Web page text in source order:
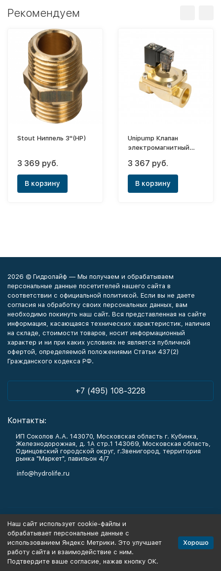
Рекомендуем
Stout Ниппель 3"(НР)
3 369 руб.
В корзину
Unipump Клапан
электромагнитный
3 367 руб.
В корзину
2026 © Гидролайф — Мы получаем и обрабатываем
персональные данные посетителей нашего сайта в
соответствии с официальной политикой. Если вы не даете
согласия на обработку своих персональных данных, вам
необходимо покинуть наш сайт. Вся представленная на сайте
информация, касающаяся технических характеристик, наличия
на складе, стоимости товаров, носит информационный
характер и ни при каких условиях не является публичной
офертой, определяемой положениями Статьи 437(2)
Гражданского кодекса РФ.
+7 (495) 108-3228
Контакты:
ИП Соколов А.А. 143070, Московская область г. Кубинка,
Железнодорожная, д. 1А стр.1 143069, Московская область,
Одинцовский городской округ, г.Звенигород, территория
рынка "Маркет", павильон 4/7
info@hydrolife.ru
Информация
Наш сайт использует cookie-файлы и
обрабатывает персональные данные с
использованием Яндекс Метрики. Это улучшает
работу сайта и взаимодействие с ним.
Подтвердите ваше согласие, нажав кнопку ОК.
Хорошо